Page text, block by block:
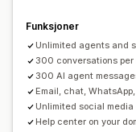
Velkomstmeldinger
Chatflyter
Agentavatar
Regelbaserte utløsere
Oppdagelse av
Kundevarsler
Flere språk
Funksjoner
Unlimited agents and
300 conversations per
300 AI agent
Email, chat,
Unlimited social media
Help center on your